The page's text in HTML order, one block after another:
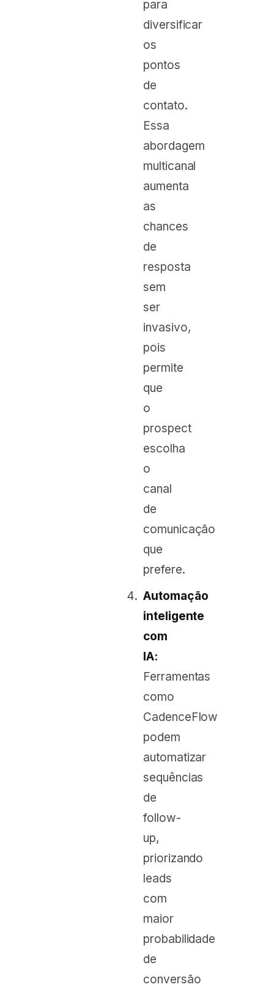
para
diversificar
os
pontos
de
contato.
Essa
abordagem
multicanal
aumenta
as
chances
de
resposta
sem
ser
invasivo,
pois
permite
que
o
prospect
escolha
o
canal
de
comunicação
que
prefere.
Automação
inteligente
com
IA:
Ferramentas
como
CadenceFlow
podem
automatizar
sequências
de
follow-
up,
priorizando
leads
com
maior
probabilidade
de
conversão